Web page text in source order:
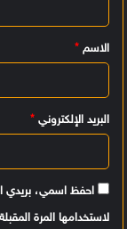
ي
ق
الاسم *
البريد الإلكتروني *
احفظ اسمي، بريدي
لاستخدامها المرة